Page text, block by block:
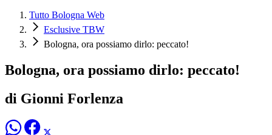
Tutto Bologna Web
Esclusive TBW
Bologna, ora possiamo dirlo: peccato!
Bologna, ora possiamo dirlo: peccato!
di Gionni Forlenza